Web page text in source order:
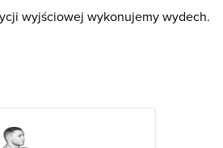
wyjściowej wykonujemy wydech.